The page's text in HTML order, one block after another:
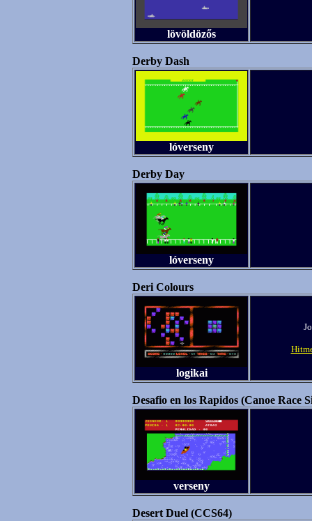
lövöldözős
Derby Dash
lóverseny
Derby Day
lóverseny
Deri Colours
logikai
Desafio en los Rapidos (Canoe Race
verseny
Desert Duel (CCS64)